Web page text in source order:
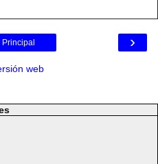
›
Principal
web